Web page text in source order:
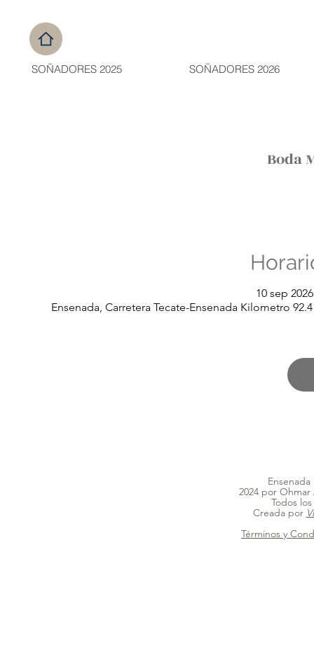
SOÑADORES 2025 SOÑADORES 2026
Boda
10 sep
Ensenada, Carretera Tecate-Ensenada Kilometro
2024 por
Todos
Creada por
Términos y